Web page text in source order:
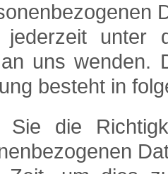
unter
uns wenden.
besteht in
Sie die